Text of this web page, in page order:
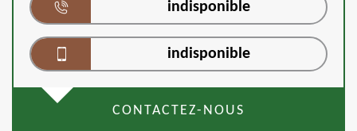
indisponible
indisponible
CONTACTEZ-NOUS